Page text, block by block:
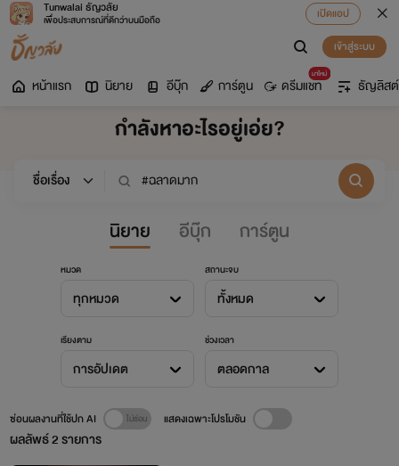
Tunwalai ธัญวลัย
เพื่อประสบการณ์ที่ดีกว่าบนมือถือ
เปิดแอป
เข้าสู่ระบบ
หน้าแรก นิยาย อีบุ๊ก การ์ตูน
มาใหม่
ดรีมแชท ธัญลิสต์
กำลังหาอะไรอยู่เอ่ย?
นิยาย อีบุ๊ก การ์ตูน
หมวด
ทุกหมวด
สถานะจบ
ทั้งหมด
เรียงตาม
การอัปเดต
ช่วงเวลา
ตลอดกาล
ผลลัพธ์2รายการ
ซ่อนผลงานที่ใช้ปก AI แสดงเฉพาะโปรโมชัน